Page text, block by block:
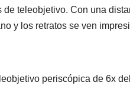
teleobjetivo. Con una
y los retratos se ven
periscópica de 6x